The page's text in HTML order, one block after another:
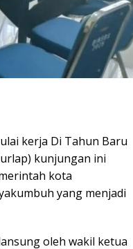
kerja Di Tahun Baru
kunjungan ini
kota
yang menjadi
oleh wakil ketua